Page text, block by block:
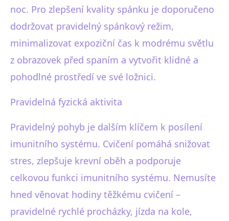
noc. Pro zlepšení kvality spánku je doporučeno
dodržovat pravidelný spánkový režim,
minimalizovat expoziční čas k modrému světlu
z obrazovek před spaním a vytvořit klidné a
pohodlné prostředí ve své ložnici.
Pravidelná fyzická aktivita
Pravidelný pohyb je dalším klíčem k posílení
imunitního systému. Cvičení pomáhá snižovat
stres, zlepšuje krevní oběh a podporuje
celkovou funkci imunitního systému. Nemusíte
hned věnovat hodiny těžkému cvičení –
pravidelné rychlé procházky, jízda na kole,